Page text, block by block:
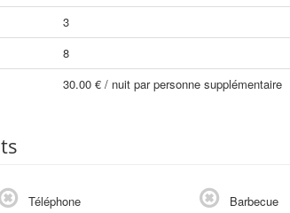
3
8
30.00 € / nuit par personne supplémentaire
Téléphone
Barbecue